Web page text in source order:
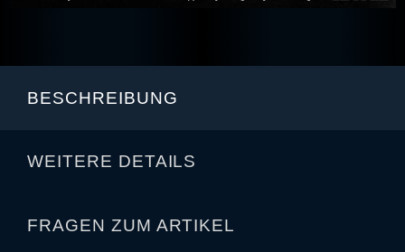
BESCHREIBUNG
WEITERE DETAILS
FRAGEN ZUM ARTIKEL